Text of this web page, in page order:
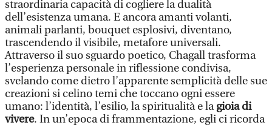
straordinaria capacità di cogliere la dualità
dell’esistenza umana. E ancora amanti volanti,
animali parlanti, bouquet esplosivi, diventano,
trascendendo il visibile, metafore universali.
Attraverso il suo sguardo poetico, Chagall trasforma
l’esperienza personale in riflessione condivisa,
svelando come dietro l’apparente semplicità delle sue
creazioni si celino temi che toccano ogni essere
umano: l’identità, l’esilio, la spiritualità e lagioia di
vivere. In un’epoca di frammentazione, egli ci ricorda